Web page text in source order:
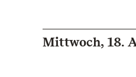
Mittwoch, 18.